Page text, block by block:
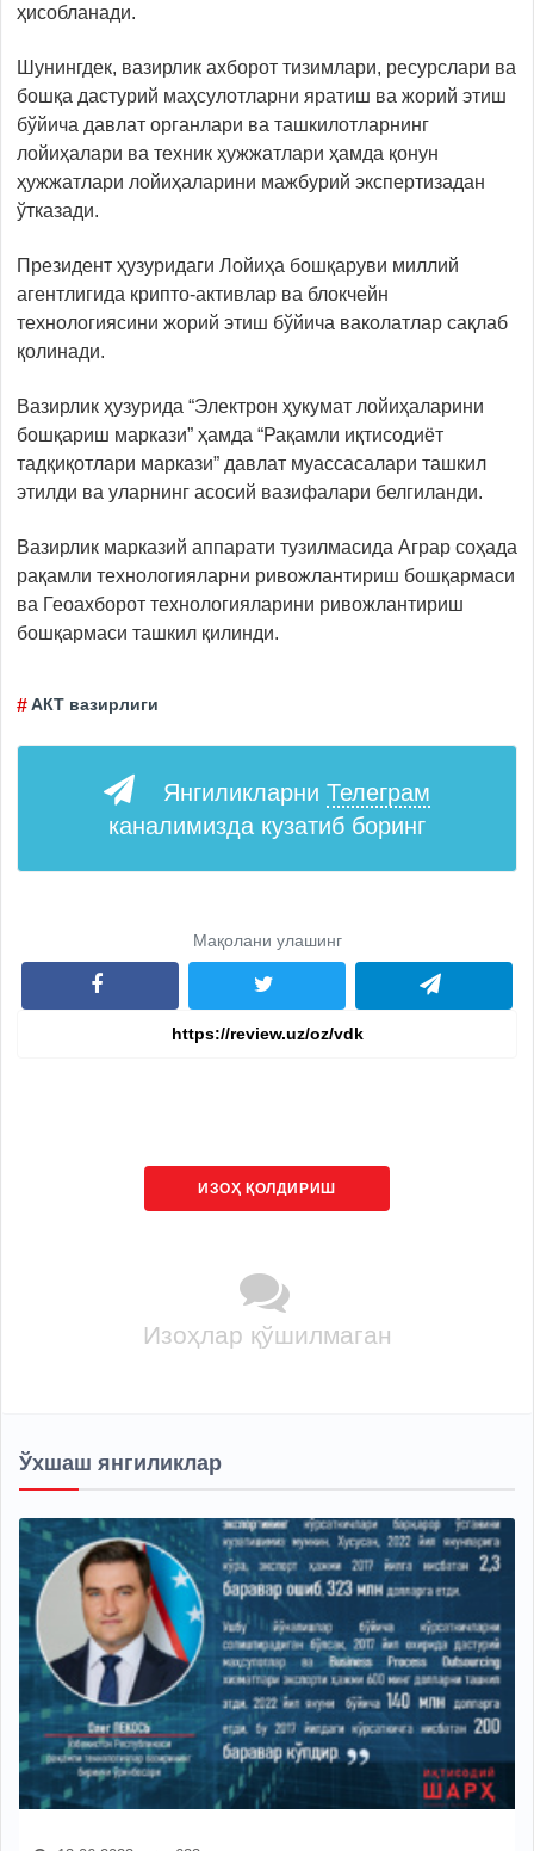
ҳисобланади.
Шунингдек, вазирлик ахборот тизимлари, ресурслари ва
бошқа дастурий маҳсулотларни яратиш ва жорий этиш
бўйича давлат органлари ва ташкилотларнинг
лойиҳалари ва техник ҳужжатлари ҳамда қонун
ҳужжатлари лойиҳаларини мажбурий экспертизадан
ўтказади.
Президент ҳузуридаги Лойиҳа бошқаруви миллий
агентлигида крипто-активлар ва блокчейн
технологиясини жорий этиш бўйича ваколатлар сақлаб
қолинади.
Вазирлик ҳузурида “Электрон ҳукумат лойиҳаларини
бошқариш маркази” ҳамда “Рақамли иқтисодиёт
тадқиқотлари маркази” давлат муассасалари ташкил
этилди ва уларнинг асосий вазифалари белгиланди.
Вазирлик марказий аппарати тузилмасида Аграр соҳада
рақамли технологияларни ривожлантириш бошқармаси
ва Геоахборот технологияларини ривожлантириш
бошқармаси ташкил қилинди.
АКТ вазирлиги
Янгиликларни Телеграм
каналимизда кузатиб боринг
Мақолани улашинг
ИЗОҲ ҚОЛДИРИШ
Изоҳлар қўшилмаган
Ўхшаш янгиликлар